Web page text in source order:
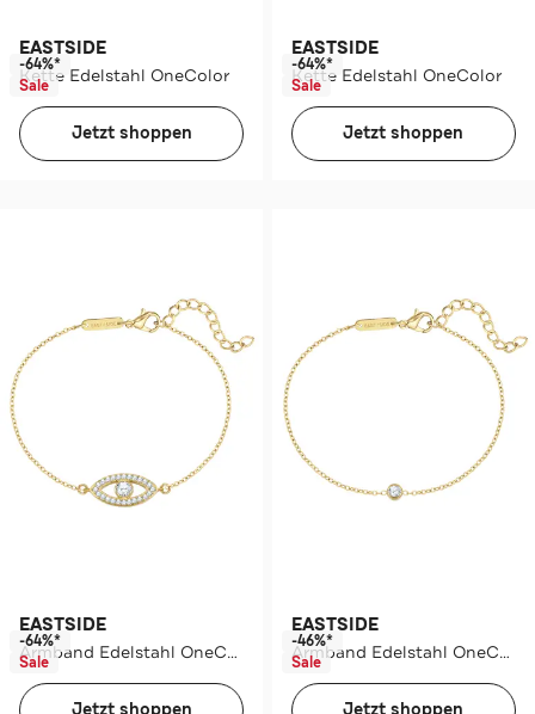
EASTSIDE
Kette Edelstahl OneColor
-64%*
Sale
Jetzt shoppen
EASTSIDE
Kette Edelstahl OneColor
-64%*
Sale
Jetzt shoppen
EASTSIDE
Armband Edelstahl OneColor
-64%*
Sale
Jetzt shoppen
EASTSIDE
Armband Edelstahl OneColor
-46%*
Sale
Jetzt shoppen